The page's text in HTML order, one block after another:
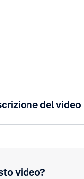
del video
video?